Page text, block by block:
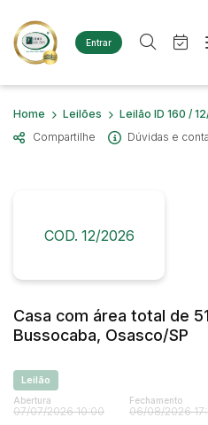
Entrar
Criar conta Entrar
Site
Agenda
Quem Somos
Diversos
Imóveis
Materiais/Equipamentos
Sucata Ferrosa
Veículos
Ambulância
Caminhonetes
Busca por palavra-chave
Bairro
Judiciais Extrajudiciais
R$
Quem Somos
Home Leilões Leilão ID 160 /
Compartilhe
Dúvidas e
COD. 12/2026
Casa com área total de
Bussocaba, Osasco/SP
Leilão
Abertura
07/07/2026 10:00
Fechamento
06/08/2026